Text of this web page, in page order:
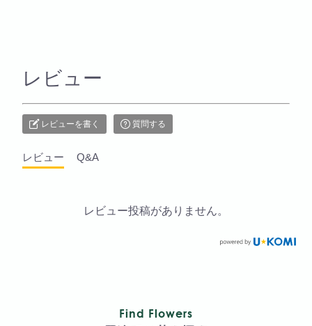
レビュー
レビューを書く 質問する
レビュー Q&A
レビュー投稿がありません。
Find Flowers